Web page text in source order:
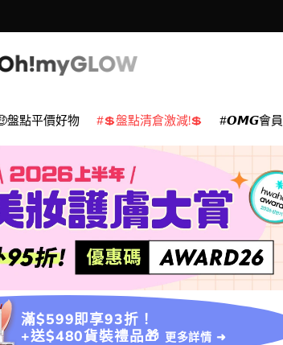
盤點平價好物 💲盤點清倉激減!💲 𝙊𝙈𝙂會員
滿$599即享93折！
+送$480貨裝禮品🎁 更多詳情 ➜